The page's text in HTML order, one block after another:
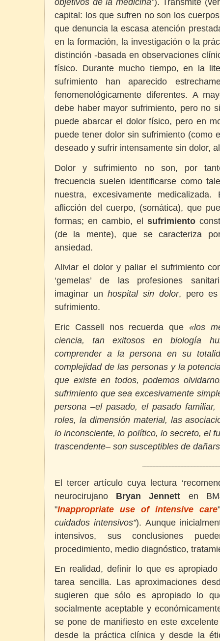
capital: los que sufren no son los
que denuncia la escasa atención
en la formación, la investigación o la
distinción -basada en observaciones
físico. Durante mucho tiempo, en la
sufrimiento han aparecido
fenomenológicamente diferentes. A
debe haber mayor sufrimiento, pero no
puede abarcar el dolor físico, pero en
puede tener dolor sin sufrimiento (como
deseado y sufrir intensamente sin dolor,
Dolor y sufrimiento no son, por
frecuencia suelen identificarse como
nuestra, excesivamente
aflicción del cuerpo, (somática), que
formas; en cambio, el sufrimiento
(de la mente), que se caracteriza
ansiedad.
Aliviar el dolor y paliar el sufrimiento
‘gemelas’ de las profesiones
imaginar unhospital sin dolor, pero es
sufrimiento.
Eric Cassell nos recuerda que «los
ciencia, tan exitosos en biología
comprender a la persona en su
complejidad de las personas y la
que existe en todos, podemos
sufrimiento que sea excesivamente
persona –el pasado, el pasado
roles, la dimensión material, las
lo inconsciente, lo político, lo secreto, el
trascendente– son susceptibles de
El tercer artículo cuya lectura
neurocirujano Bryan Jennett en
"Inappropriate use of intensive care
cuidados intensivos”). Aunque
intensivos, sus conclusiones
procedimiento, medio diagnóstico,
En realidad, definir lo que es
tarea sencilla. Las aproximaciones
sugieren que sólo es apropiado lo
socialmente aceptable y
se pone de manifiesto en este
desde la práctica clínica y desde la